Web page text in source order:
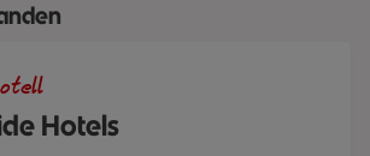
Hotels